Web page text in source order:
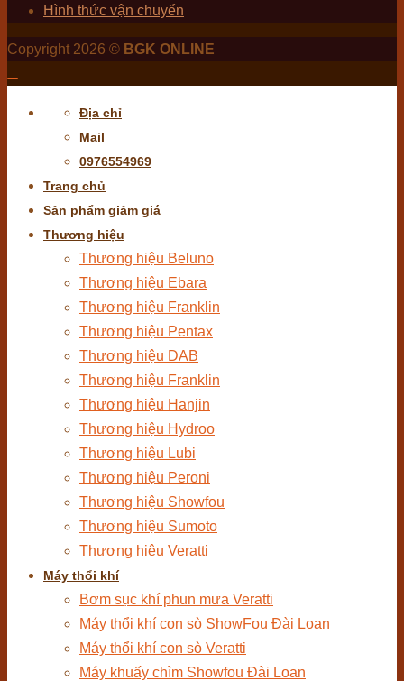
Hình thức vận chuyển
Copyright 2026 © BGK ONLINE
Địa chỉ
Mail
0976554969
Trang chủ
Sản phẩm giảm giá
Thương hiệu
Thương hiệu Beluno
Thương hiệu Ebara
Thương hiệu Franklin
Thương hiệu Pentax
Thương hiệu DAB
Thương hiệu Franklin
Thương hiệu Hanjin
Thương hiệu Hydroo
Thương hiệu Lubi
Thương hiệu Peroni
Thương hiệu Showfou
Thương hiệu Sumoto
Thương hiệu Veratti
Máy thổi khí
Bơm sục khí phun mưa Veratti
Máy thổi khí con sò ShowFou Đài Loan
Máy thổi khí con sò Veratti
Máy khuấy chìm Showfou Đài Loan